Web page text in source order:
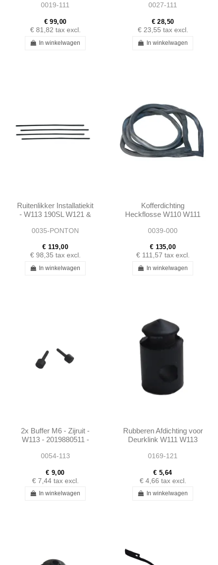
0019-111
€ 99,00
€ 81,82 tax excl.
In winkelwagen
Coupe/Cabrio -
0027-111
€ 28,50
€ 23,55 tax excl.
In winkelwagen
Ruitenlikker Installatiekit
- W113 190SL W121 &
0035-PONTON
€ 119,00
€ 98,35 tax excl.
In winkelwagen
Kofferdichting
Heckflosse W110 W111
0039-000
€ 135,00
€ 111,57 tax excl.
In winkelwagen
2x Buffer M6 - Zijruit -
W113 - 2019880511 -
modellen
0054-113
€ 9,00
€ 7,44 tax excl.
In winkelwagen
Rubberen Afdichting voor
Deurklink W111 W113
1219870237
0169-121
€ 5,64
€ 4,66 tax excl.
In winkelwagen